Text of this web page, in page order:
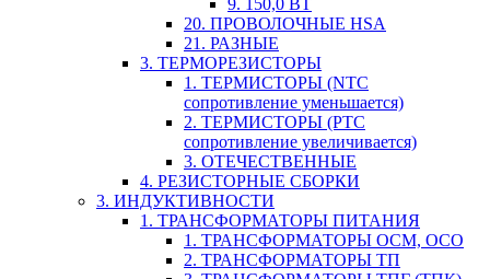
9. 150,0 ВТ
20. ПРОВОЛОЧНЫЕ HSA
21. РАЗНЫЕ
3. ТЕРМОРЕЗИСТОРЫ
1. ТЕРМИСТОРЫ (NTC
сопротивление уменьшается)
2. ТЕРМИСТОРЫ (PTC
сопротивление увеличивается)
3. ОТЕЧЕСТВЕННЫЕ
4. РЕЗИСТОРНЫЕ СБОРКИ
3. ИНДУКТИВНОСТИ
1. ТРАНСФОРМАТОРЫ ПИТАНИЯ
1. ТРАНСФОРМАТОРЫ ОСМ, ОСО
2. ТРАНСФОРМАТОРЫ ТП